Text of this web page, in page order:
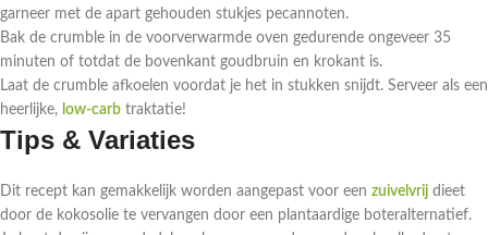
garneer met de apart gehouden stukjes pecannoten.
Bak de crumble in de voorverwarmde oven gedurende ongeveer 35
minuten of totdat de bovenkant goudbruin en krokant is.
Laat de crumble afkoelen voordat je het in stukken snijdt. Serveer als een
heerlijke, low-carb traktatie!
Tips & Variaties
Dit recept kan gemakkelijk worden aangepast voor een zuivelvrij dieet
door de kokosolie te vervangen door een plantaardige boteralternatief.